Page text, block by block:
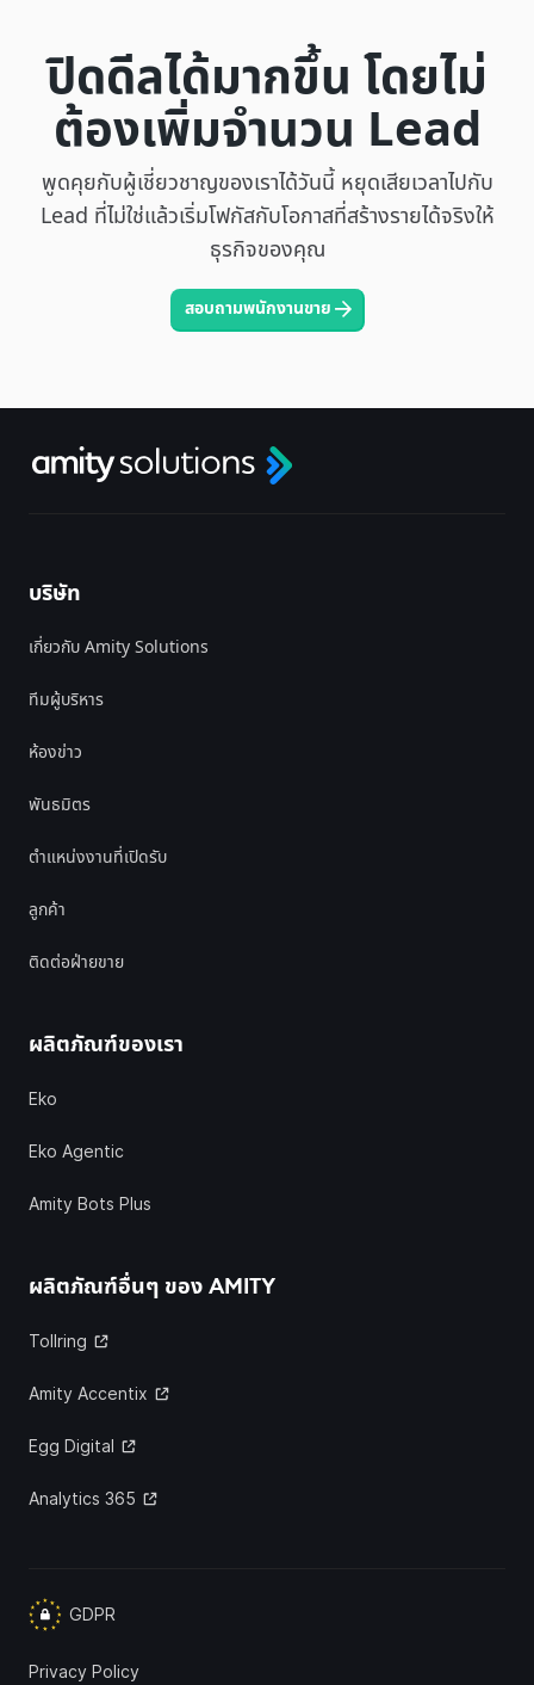
ปิดดีลได้มากขึ้น โดยไม่
ต้องเพิ่มจำนวน Lead
พูดคุยกับผู้เชี่ยวชาญของเราได้วันนี้ หยุดเสียเวลาไปกับ
Lead ที่ไม่ใช่แล้วเริ่มโฟกัสกับโอกาสที่สร้างรายได้จริงให้
ธุรกิจของคุณ
สอบถามพนักงานขาย
บริษัท
เกี่ยวกับ Amity Solutions
ทีมผู้บริหาร
ห้องข่าว
พันธมิตร
ตำแหน่งงานที่เปิดรับ
ลูกค้า
ติดต่อฝ่ายขาย
ผลิตภัณฑ์ของเรา
Eko
Eko Agentic
Amity Bots Plus
ผลิตภัณฑ์อื่นๆ ของ AMITY
Tollring
Amity Accentix
Egg Digital
Analytics 365
GDPR
Privacy Policy